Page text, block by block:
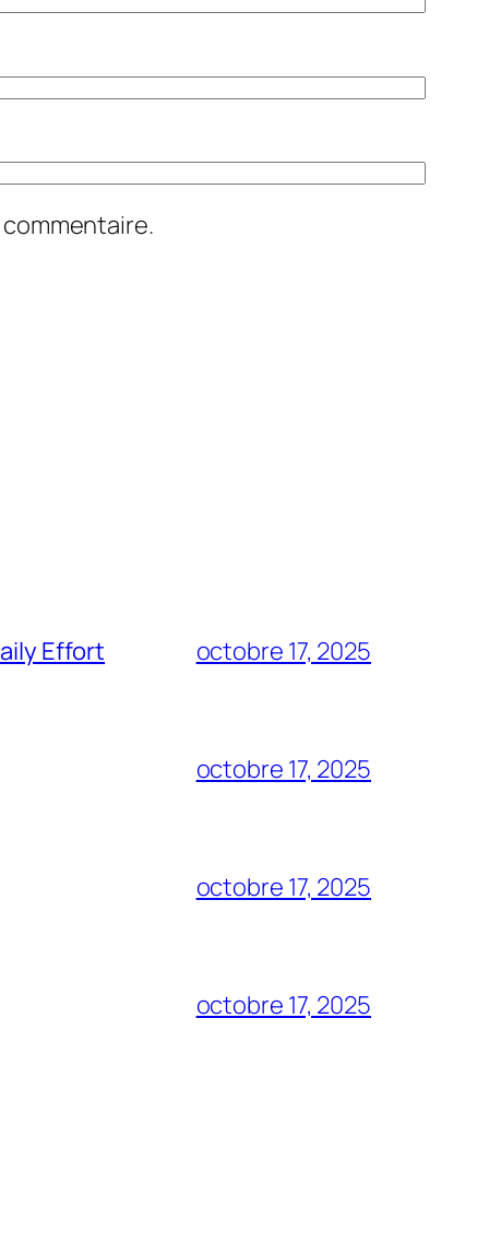
Effort octobre 17, 2025
octobre 17, 2025
octobre 17, 2025
octobre 17, 2025